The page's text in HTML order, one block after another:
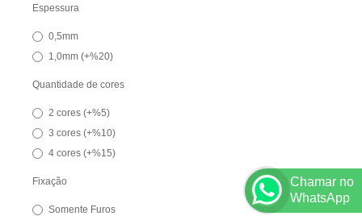
Espessura
0,5mm
1,0mm (+%20)
Quantidade de cores
2 cores (+%5)
3 cores (+%10)
4 cores (+%15)
Fixação
Somente Furos
Chamar no
WhatsApp